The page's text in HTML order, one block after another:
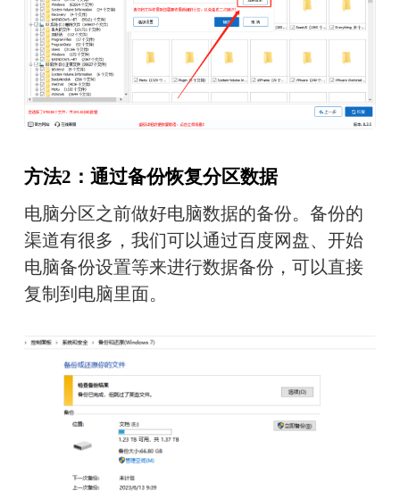
方法2：通过备份恢复分区数据
电脑分区之前做好电脑数据的备份。备份的
渠道有很多，我们可以通过百度网盘、开始
电脑备份设置等来进行数据备份，可以直接
复制到电脑里面。